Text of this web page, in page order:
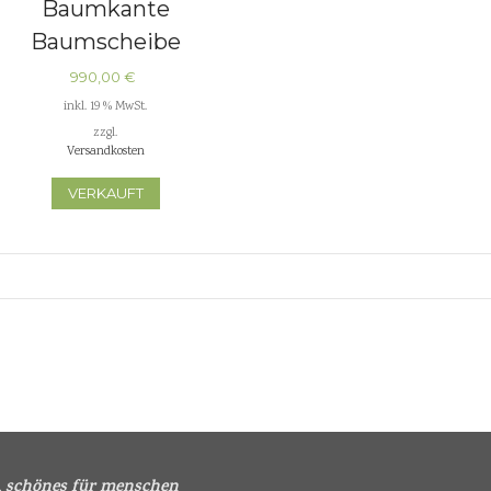
Baumkante
Baumscheibe
Tischplatten
Küchenplatten
Waschtischplatten
990,00€
inkl. 19 % MwSt.
zzgl.
Versandkosten
VERKAUFT